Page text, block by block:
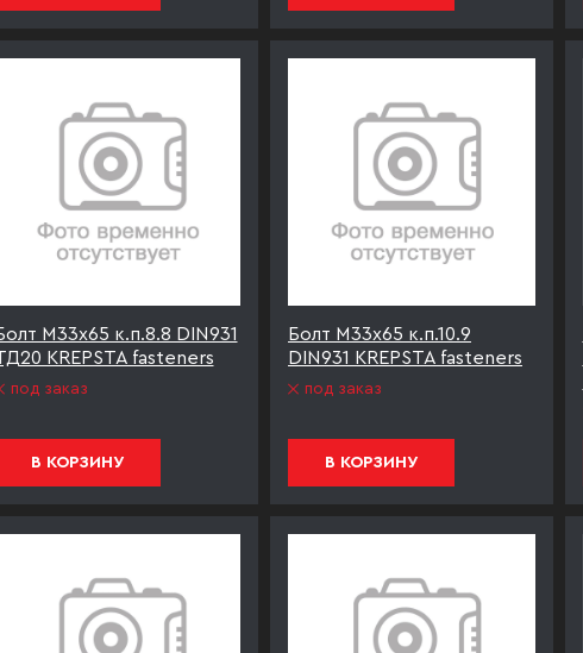
М33х65 к.п.8.8 DIN931
KREPSTA fasteners
под заказ
В КОРЗИНУ
Болт М33х65 к.п.10.9
DIN931 KREPSTA fasteners
под заказ
В КОРЗИНУ